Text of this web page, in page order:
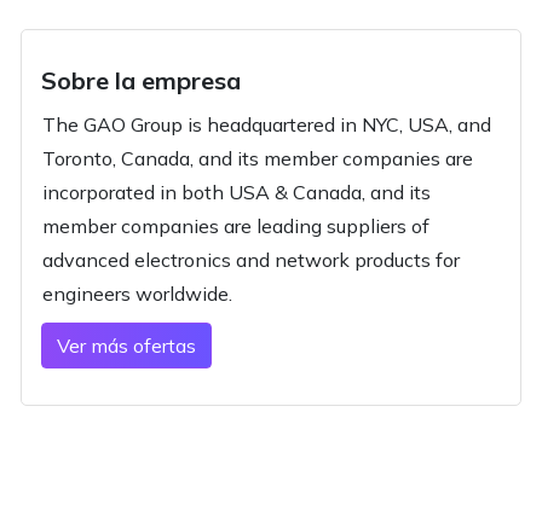
Sobre la empresa
The GAO Group is headquartered in NYC, USA, and
Toronto, Canada, and its member companies are
incorporated in both USA & Canada, and its
member companies are leading suppliers of
advanced electronics and network products for
engineers worldwide.
Ver más ofertas